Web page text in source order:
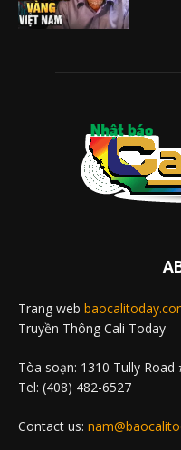
Trang web
Truyền Thông Cali Today
Tòa soạn: 1310 Tully Road
Tel: (408) 482-6527
Contact us: